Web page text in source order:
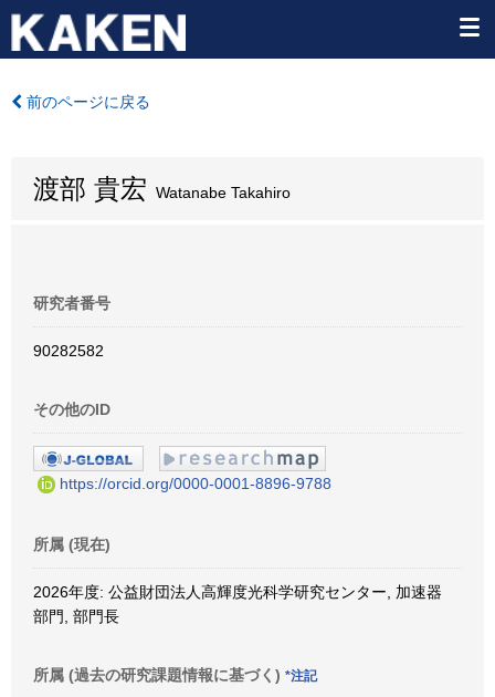
前のページに戻る
渡部 貴宏 Watanabe Takahiro
研究者番号
90282582
その他のID
https://orcid.org/0000-0001-8896-9788
所属 (現在)
2026年度: 公益財団法人高輝度光科学研究センター, 加速器
部門, 部門長
所属 (過去の研究課題情報に基づく) *注記